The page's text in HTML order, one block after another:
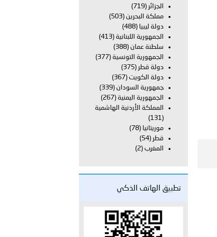
الأميريين معالي النائب الأول لرئيس مجلس الوزراء
الأعيان المدنية في مدينة نـجران
الجزائر (719)
مملكة البحرين (503)
دولة ليبيا (488)
الجمهورية اللبنانية (413)
سلطنة عمان (388)
الجمهورية التونسية (377)
دولة قطر (375)
دولة الكويت (367)
جمهورية السودان (339)
الجمهورية اليمنية (267)
المملكة الأردنية الهاشمية
(131)
موريتانيا (78)
قطر (54)
المغرب (2)
تطبيق الهاتف الذكي